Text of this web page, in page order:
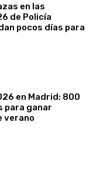
en las
de Policía
pocos días para
en Madrid: 800
para ganar
verano